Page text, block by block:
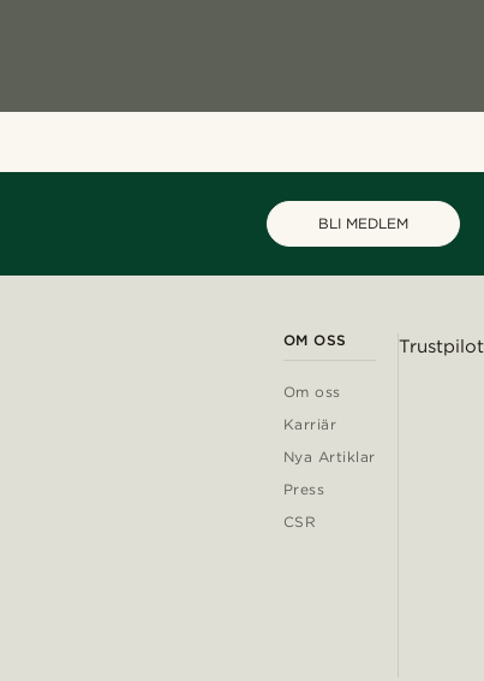
BLI MEDLEM
OM OSS
Om oss
Karriär
Nya Artiklar
Press
CSR
Trustpilot